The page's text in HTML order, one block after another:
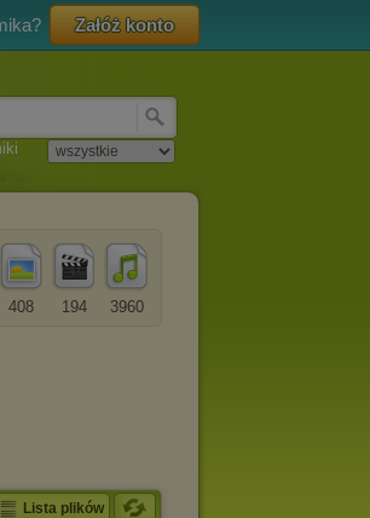
Załóż konto
3960
194
408
Lista plików